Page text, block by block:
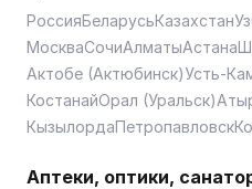
РоссияБеларусьКазахстан
МоскваСочиАлматыАстана
Актобе (Актюбинск)Усть-
КостанайОрал (Уральск)
КызылордаПетропавловск
Аптеки, оптики,